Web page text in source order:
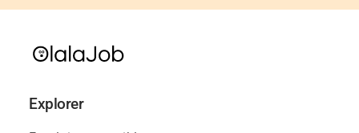
Explorer